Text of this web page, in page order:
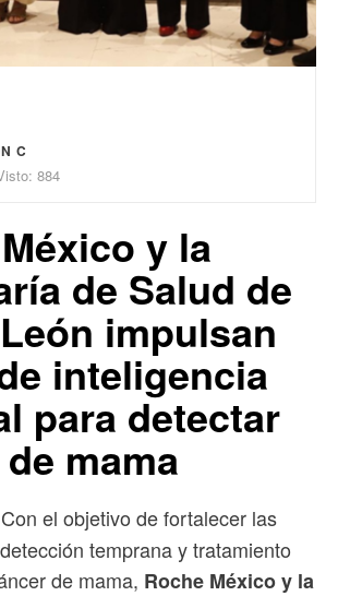
C
884
y la
de Salud de
impulsan
inteligencia
para detectar
mama
Con el objetivo de fortalecer las
temprana y tratamiento
de mama, Roche México y la